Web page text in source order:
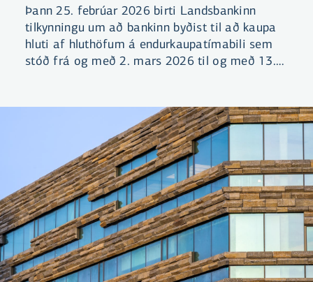
Þann 25. febrúar 2026 birti Landsbankinn
tilkynningu um að bankinn byðist til að kaupa
hluti af hluthöfum á endurkaupatímabili sem
stóð frá og með 2. mars 2026 til og með 13.